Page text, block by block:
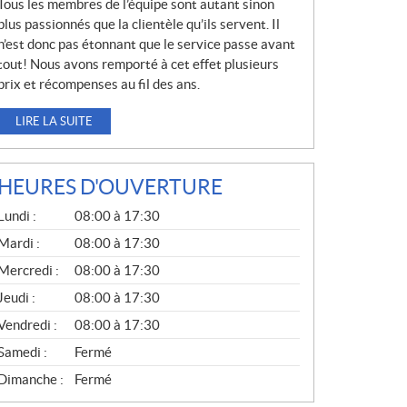
les membres de l’équipe sont autant sinon
passionnés que la clientèle qu’ils servent. Il
donc pas étonnant que le service passe avant
Nous avons remporté à cet effet plusieurs
et récompenses au fil des ans.
LIRE LA SUITE
D'OUVERTURE
:
08:00 à 17:30
:
08:00 à 17:30
:
08:00 à 17:30
:
08:00 à 17:30
:
08:00 à 17:30
:
Fermé
:
Fermé